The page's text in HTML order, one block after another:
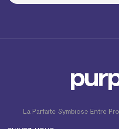
La Parfaite Symbiose Entre